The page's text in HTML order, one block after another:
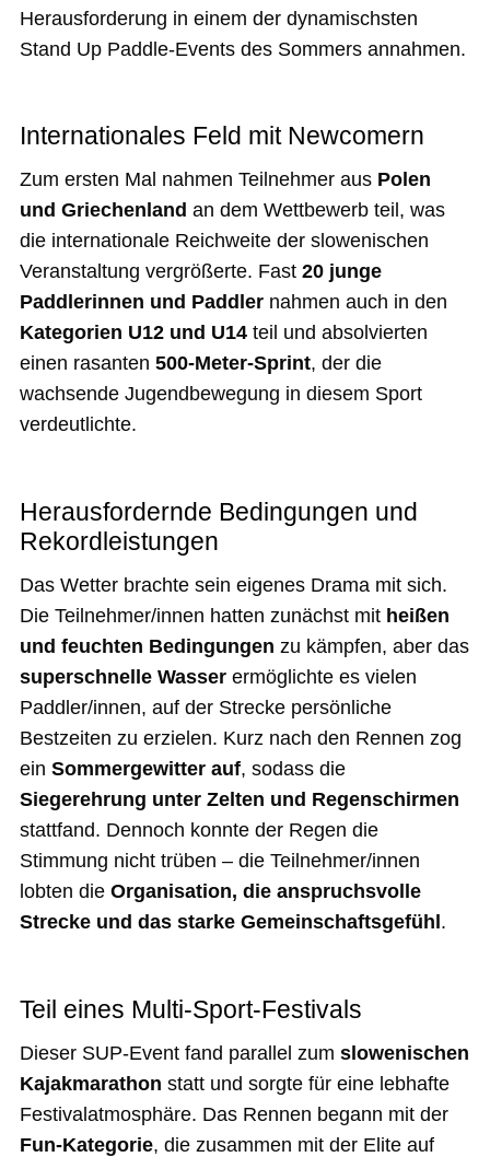
Herausforderung in einem der dynamischsten
Stand Up Paddle-Events des Sommers annahmen.
Internationales Feld mit Newcomern
Zum ersten Mal nahmen Teilnehmer aus Polen
und Griechenland an dem Wettbewerb teil, was
die internationale Reichweite der slowenischen
Veranstaltung vergrößerte. Fast 20 junge
Paddlerinnen und Paddlernahmen auch in den
Kategorien U12 und U14teil und absolvierten
einen rasanten 500-Meter-Sprint, der die
wachsende Jugendbewegung in diesem Sport
verdeutlichte.
Herausfordernde Bedingungen und
Rekordleistungen
Das Wetter brachte sein eigenes Drama mit sich.
Die Teilnehmer/innen hatten zunächst mit heißen
und feuchten Bedingungen zu kämpfen, aber das
superschnelle Wasserermöglichte es vielen
Paddler/innen, auf der Strecke persönliche
Bestzeiten zu erzielen. Kurz nach den Rennen zog
ein Sommergewitter auf, sodass die
Siegerehrung unter Zelten und Regenschirmen
stattfand. Dennoch konnte der Regen die
Stimmung nicht trüben – die Teilnehmer/innen
lobten die Organisation, die anspruchsvolle
Strecke und das starke Gemeinschaftsgefühl .
Teil eines Multi-Sport-Festivals
Dieser SUP-Event fand parallel zum slowenischen
Kajakmarathon statt und sorgte für eine lebhafte
Festivalatmosphäre. Das Rennen begann mit der
Fun-Kategorie, die zusammen mit der Elite auf